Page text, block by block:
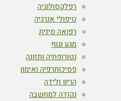
רפלקסולוגיה
טיפולי אנרגיה
רפואה סינית
מגע וגוף
נטורופתיה ותזונה
פסיכותרפיה ואימון
הריון ולידה
נקודה למחשבה